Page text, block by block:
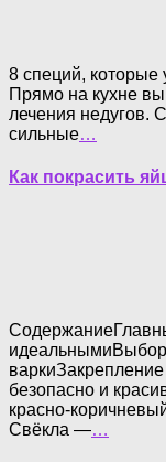
8 специй, которые
Прямо на кухне
лечения недугов.
сильные…
Как покрасить
идеальнымиВыбор
безопасно и
красно-
Свёкла —…